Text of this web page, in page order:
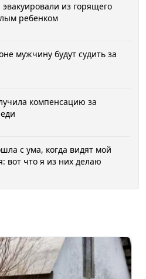
из горящего
ребенком
мужчину будут судить за
компенсацию за
с ума, когда видят мой
вот что я из них делаю